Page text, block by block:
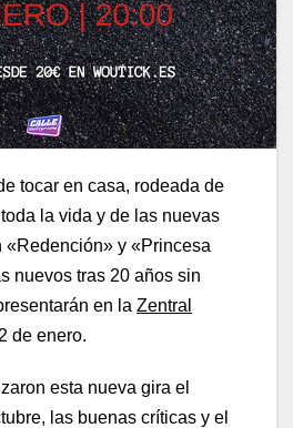
tocar en casa, rodeada de
la vida y de las nuevas
«Redención» y «Princesa
nuevos tras 20 años sin
en la Zentral
de enero.
esta nueva gira el
las buenas críticas y el